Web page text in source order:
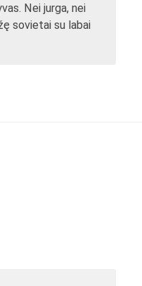
Nei jurga, nei
sovietai su labai